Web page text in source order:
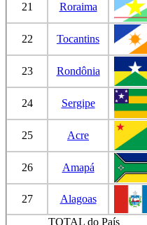
21 Roraima
22 Tocantins
23 Rondônia
24 Sergipe
25 Acre
26 Amapá
27 Alagoas
TOTAL do País